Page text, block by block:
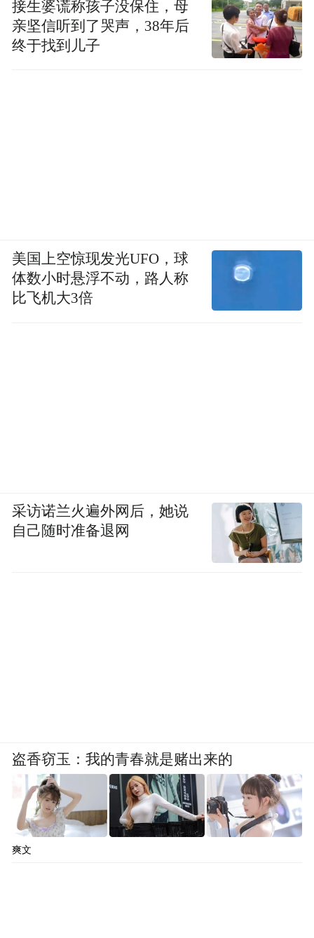
接生婆谎称孩子没保住，母
亲坚信听到了哭声，38年后
终于找到儿子
美国上空惊现发光UFO，球
体数小时悬浮不动，路人称
比飞机大3倍
采访诺兰火遍外网后，她说
自己随时准备退网
盗香窃玉：我的青春就是赌出来的
爽文